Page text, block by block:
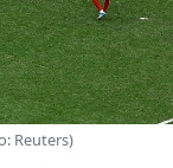
Reuters)